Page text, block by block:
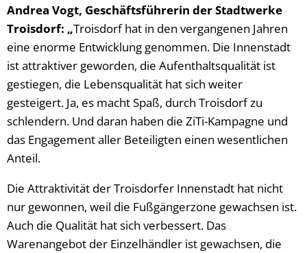
Andrea Vogt, Geschäftsführerin der Stadtwerke
Troisdorf: „Troisdorf hat in den vergangenen Jahren
eine enorme Entwicklung genommen. Die Innenstadt
ist attraktiver geworden, die Aufenthaltsqualität ist
gestiegen, die Lebensqualität hat sich weiter
gesteigert. Ja, es macht Spaß, durch Troisdorf zu
schlendern. Und daran haben die ZiTi-Kampagne und
das Engagement aller Beteiligten einen wesentlichen
Anteil.
Die Attraktivität der Troisdorfer Innenstadt hat nicht
nur gewonnen, weil die Fußgängerzone gewachsen ist.
Auch die Qualität hat sich verbessert. Das
Warenangebot der Einzelhändler ist gewachsen, die